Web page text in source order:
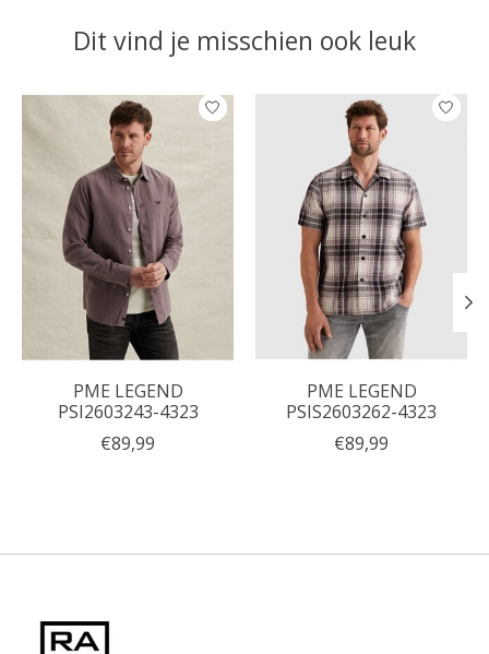
Dit vind je misschien ook leuk
Items van productcarrousel
PME LEGEND
PSI2603243-4323
€89,99
PME LEGEND
PSIS2603262-4323
€89,99